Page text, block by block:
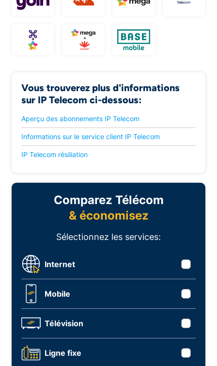
yoin Hey telecomMega IP
Proximus & MegaScarlet & MegaBASE Mobile
Vous trouverez plus d'informations
sur IP Telecom ci-dessous:
Aperçu des abonnements IP Telecom
Informations sur le service client IP Telecom
IP Telecom résiliation
Comparez Télécom
& économisez
Sélectionnez les services:
Internet
Mobile
Télévision
Ligne fixe